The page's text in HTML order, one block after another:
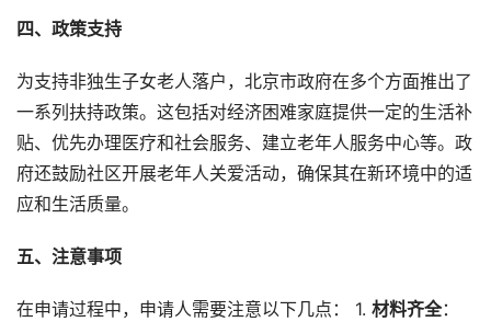
四、政策支持
为支持非独生子女老人落户，北京市政府在多个方面推出了
一系列扶持政策。这包括对经济困难家庭提供一定的生活补
贴、优先办理医疗和社会服务、建立老年人服务中心等。政
府还鼓励社区开展老年人关爱活动，确保其在新环境中的适
应和生活质量。
五、注意事项
在申请过程中，申请人需要注意以下几点： 1. 材料齐全：